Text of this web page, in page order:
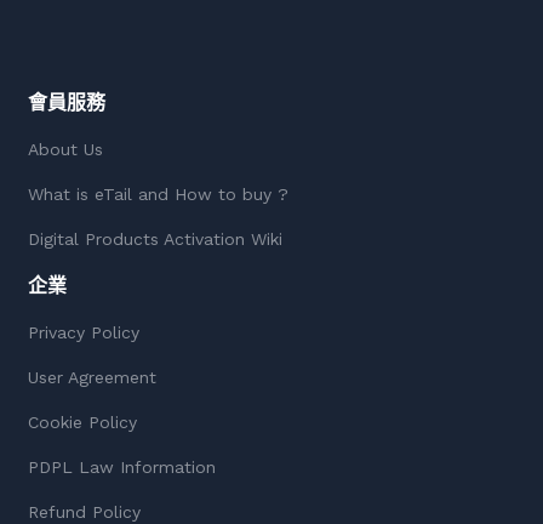
會員服務
About Us
What is eTail and How to buy ?
Digital Products Activation Wiki
企業
Privacy Policy
User Agreement
Cookie Policy
PDPL Law Information
Refund Policy